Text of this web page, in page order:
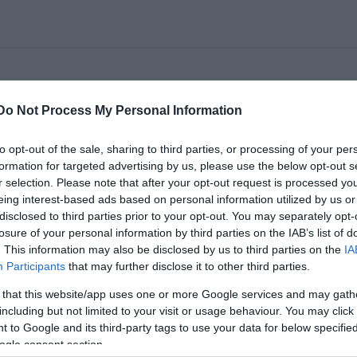
Not Process My Personal Information
opt-out of the sale, sharing to third parties, or processing of your
for targeted advertising by us, please use the below opt-out
selection. Please note that after your opt-out request is processed
interest-based ads based on personal information utilized by us
to third parties prior to your opt-out. You may separately
of your personal information by third parties on the IAB’s list of
This information may also be disclosed by us to third parties on the
Participants that may further disclose it to other third parties.
that this website/app uses one or more Google services and may
but not limited to your visit or usage behaviour. You may
to Google and its third-party tags to use your data for below
consent section.
várja az érdeklõdõket a Miskolci Nemzeti Színház
kapcsolatos elérhetõ, megtudható az oldalról.
szolgálunk; portréval és önéletrajzzal
ezer négyzetméteres épületkomplexum öt játszóhelyét
és támogatóinkat, partnereinket. Ízelítőt adunk a
szövegek vezetik végig az érdeklődőt az alapítás és a
teátrum már elhunyt jeles tagjainak az életrajza